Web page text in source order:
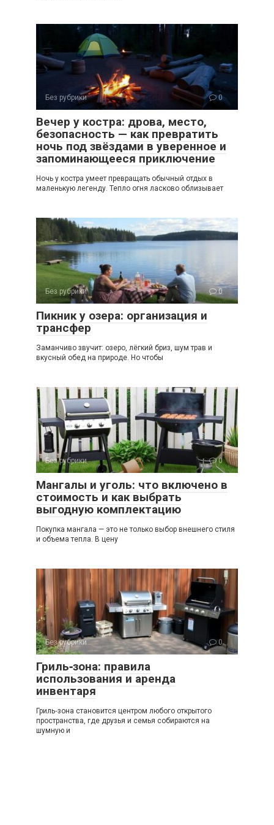
Без рубрики 0
Вечер у костра: дрова, место,
безопасность — как превратить
ночь под звёздами в уверенное и
запоминающееся приключение
Ночь у костра умеет превращать обычный отдых в
маленькую легенду. Тепло огня ласково облизывает
Без рубрики 0
Пикник у озера: организация и
трансфер
Заманчиво звучит: озеро, лёгкий бриз, шум трав и
вкусный обед на природе. Но чтобы
Без рубрики 0
Мангалы и уголь: что включено в
стоимость и как выбрать
выгодную комплектацию
Покупка мангала — это не только выбор внешнего стиля
и объема тепла. В цену
Без рубрики 0
Гриль‑зона: правила
использования и аренда
инвентаря
Гриль‑зона становится центром любого открытого
пространства, где друзья и семья собираются на
шумную и